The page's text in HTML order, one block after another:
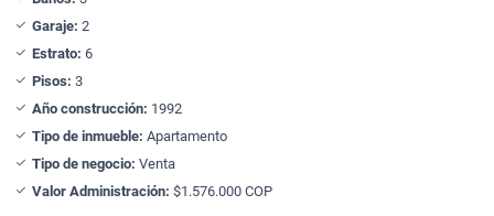
Garaje: 2
Estrato: 6
Pisos: 3
Año construcción: 1992
Tipo de inmueble: Apartamento
Tipo de negocio: Venta
Valor Administración: $1.576.000 COP